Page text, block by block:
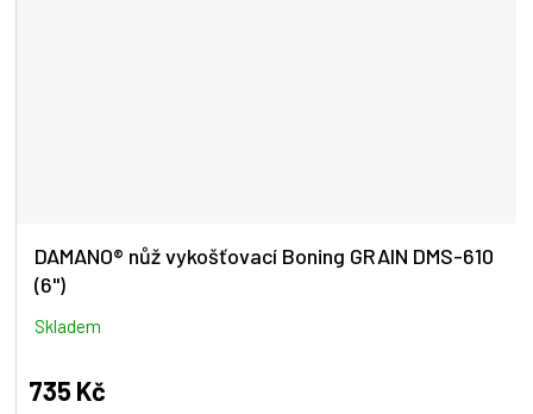
DAMANO® nůž vykošťovací Boning GRAIN DMS-610
(6")
Skladem
735 Kč